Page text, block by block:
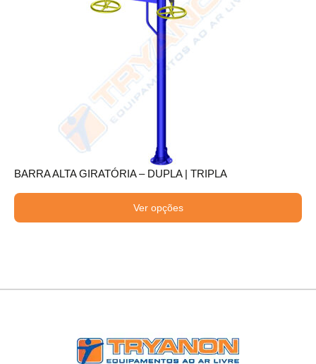
BARRA ALTA GIRATÓRIA – DUPLA | TRIPLA
Ver opções